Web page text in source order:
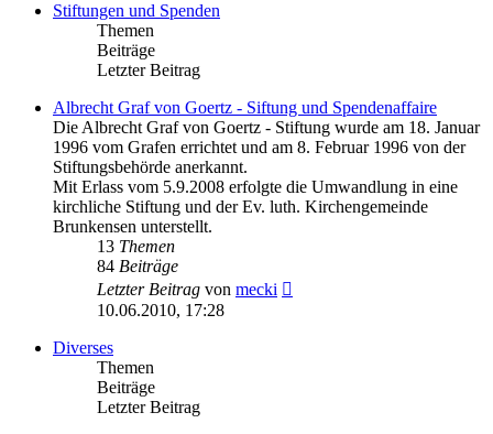
Stiftungen und Spenden
Themen
Beiträge
Letzter Beitrag
Albrecht Graf von Goertz - Siftung und Spendenaffaire
Die Albrecht Graf von Goertz - Stiftung wurde am 18. Januar
1996 vom Grafen errichtet und am 8. Februar 1996 von der
Stiftungsbehörde anerkannt.
Mit Erlass vom 5.9.2008 erfolgte die Umwandlung in eine
kirchliche Stiftung und der Ev. luth. Kirchengemeinde
Brunkensen unterstellt.
13 Themen
84 Beiträge
Letzter Beitrag von mecki
10.06.2010, 17:28
Diverses
Themen
Beiträge
Letzter Beitrag